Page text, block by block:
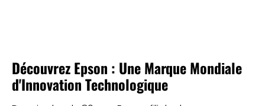
Découvrez Epson : Une Marque Mondiale
d'Innovation Technologique